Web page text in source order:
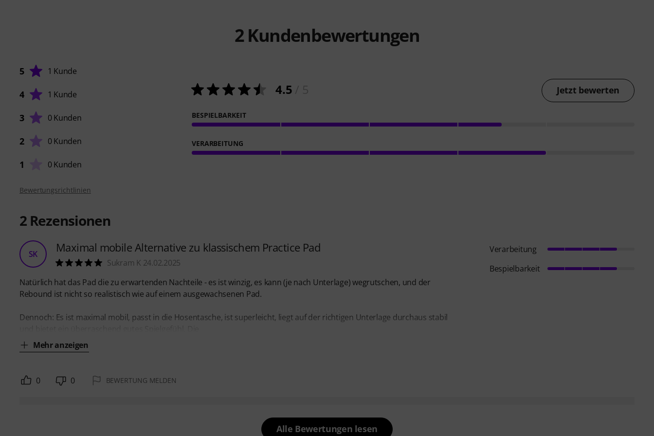
2Kundenbewertungen
5 1 Kunde
4 1 Kunde
3 0 Kunden
2 0 Kunden
1 0 Kunden
4.5 Jetzt bewerten
BESPIELBARKEIT
VERARBEITUNG
Bewertungsrichtlinien
2 Rezensionen
SK Maximal mobile Alternative zu klassischem Practice Pad
Sukram K 24.02.2025
Natürlich hat das Pad die zu erwartenden Nachteile - es ist winzig, es kann (je nach Unterlage) wegrutschen, und der
Rebound ist nicht so realistisch wie auf einem ausgewachsenen Pad.
Dennoch: Es ist maximal mobil, passt in die Hosentasche, ist superleicht, liegt auf der richtigen Unterlage durchaus stabil
Mehr anzeigen
Verarbeitung
Bespielbarkeit
0 0 BEWERTUNG MELDEN
Alle Bewertungen lesen